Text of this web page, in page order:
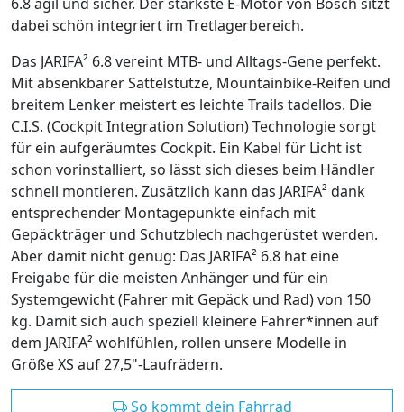
dabei schön integriert im Tretlagerbereich.
Das JARIFA² 6.8 vereint MTB- und Alltags-Gene perfekt.
Mit absenkbarer Sattelstütze, Mountainbike-Reifen und
breitem Lenker meistert es leichte Trails tadellos. Die
C.I.S. (Cockpit Integration Solution) Technologie sorgt
für ein aufgeräumtes Cockpit. Ein Kabel für Licht ist
schon vorinstalliert, so lässt sich dieses beim Händler
schnell montieren. Zusätzlich kann das JARIFA² dank
entsprechender Montagepunkte einfach mit
Gepäckträger und Schutzblech nachgerüstet werden.
Aber damit nicht genug: Das JARIFA² 6.8 hat eine
Freigabe für die meisten Anhänger und für ein
Systemgewicht (Fahrer mit Gepäck und Rad) von 150
kg. Damit sich auch speziell kleinere Fahrer*innen auf
dem JARIFA² wohlfühlen, rollen unsere Modelle in
Größe XS auf 27,5"-Laufrädern.
So kommt dein Fahrrad